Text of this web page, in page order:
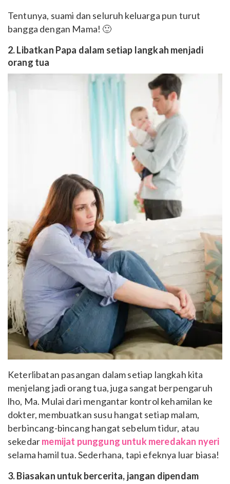
Tentunya, suami dan seluruh keluarga pun turut
bangga dengan Mama! 🙂
2. Libatkan Papa dalam setiap langkah menjadi
orang tua
Keterlibatan pasangan dalam setiap langkah kita
menjelang jadi orang tua, juga sangat berpengaruh
lho, Ma. Mulai dari mengantar kontrol kehamilan ke
dokter, membuatkan susu hangat setiap malam,
berbincang-bincang hangat sebelum tidur, atau
sekedarmemijat punggung untuk meredakan nyeri
selama hamil tua. Sederhana, tapi efeknya luar biasa!
3. Biasakan untuk bercerita, jangan dipendam